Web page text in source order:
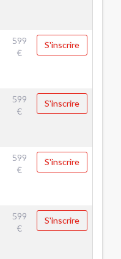
599
€
S'inscrire
599
€
S'inscrire
599
€
S'inscrire
599
€
S'inscrire